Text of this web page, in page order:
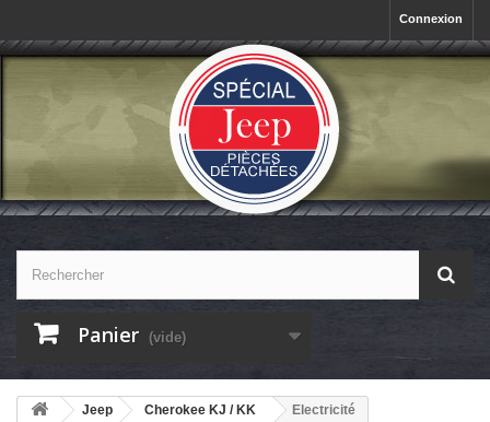
Connexion
Panier (vide)
Jeep Cherokee KJ / KK Electricité